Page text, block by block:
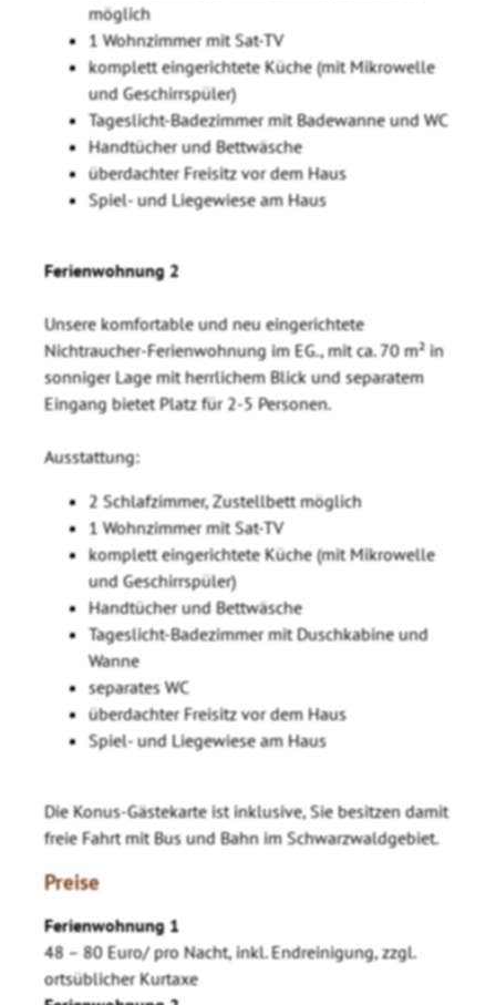
möglich
1 Wohnzimmer mit Sat-TV
komplett eingerichtete Küche (mit Mikrowelle
und Geschirrspüler)
Tageslicht-Badezimmer mit Badewanne und WC
Handtücher und Bettwäsche
überdachter Freisitz vor dem Haus
Spiel- und Liegewiese am Haus
Ferienwohnung 2
Unsere komfortable und neu eingerichtete
Nichtraucher-Ferienwohnung im EG., mit ca. 70 m² in
sonniger Lage mit herrlichem Blick und separatem
Eingang bietet Platz für 2-5 Personen.
Ausstattung:
2 Schlafzimmer, Zustellbett möglich
1 Wohnzimmer mit Sat-TV
komplett eingerichtete Küche (mit Mikrowelle
und Geschirrspüler)
Handtücher und Bettwäsche
Tageslicht-Badezimmer mit Duschkabine und
Wanne
separates WC
überdachter Freisitz vor dem Haus
Spiel- und Liegewiese am Haus
Die Konus-Gästekarte ist inklusive, Sie besitzen damit
freie Fahrt mit Bus und Bahn im Schwarzwaldgebiet.
Preise
Ferienwohnung 1
48 – 80 Euro/ pro Nacht, inkl. Endreinigung, zzgl.
ortsüblicher Kurtaxe